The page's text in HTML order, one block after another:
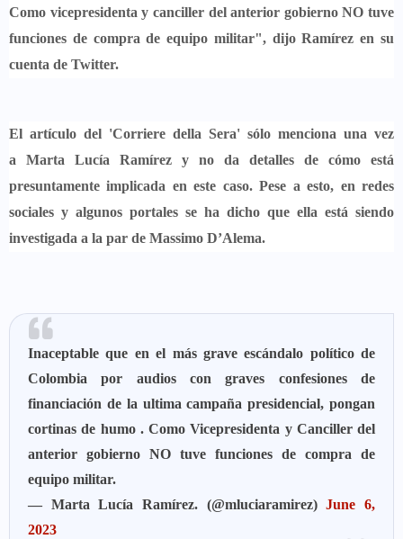
Como vicepresidenta y canciller del anterior gobierno NO tuve
funciones de compra de equipo militar", dijo Ramírez en su
cuenta de Twitter.
El artículo del 'Corriere della Sera' sólo menciona una vez
a Marta Lucía Ramírez y no da detalles de cómo está
presuntamenteimplicada en este caso. Pese a esto, en redes
sociales y algunos portales se ha dicho que ella está siendo
investigada a la par de Massimo D’Alema.
Inaceptable que en el más grave escándalo político de
Colombia por audios con graves confesiones de
financiación de la ultima campaña presidencial, pongan
cortinas de humo . Como Vicepresidenta y Canciller del
anterior gobierno NO tuve funciones de compra de
equipo militar.
— Marta Lucía Ramírez. (@mluciaramirez)June 6,
2023